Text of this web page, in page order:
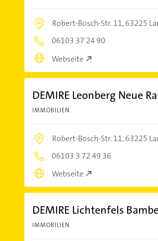
Robert-Bosch-Str. 11,63225
06103 37 24 90
Webseite
DEMIRE Leonberg Neue
IMMOBILIEN
Robert-Bosch-Str. 11,63225
06103 3 72 49 36
Webseite
DEMIRE Lichtenfels
IMMOBILIEN